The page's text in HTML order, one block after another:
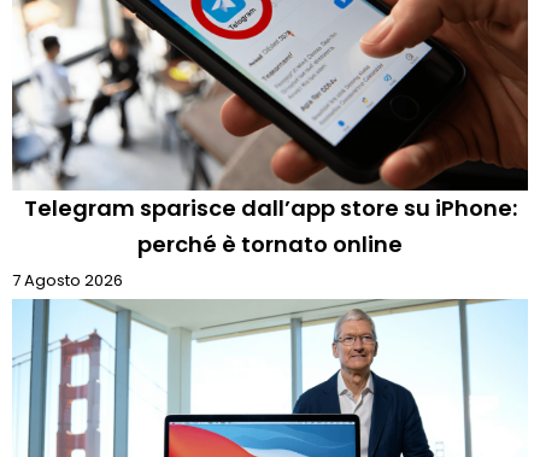
Telegram sparisce dall’app store su iPhone:
perché è tornato online
7 Agosto 2026